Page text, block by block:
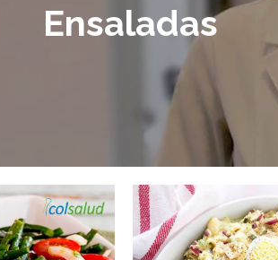
Ensaladas